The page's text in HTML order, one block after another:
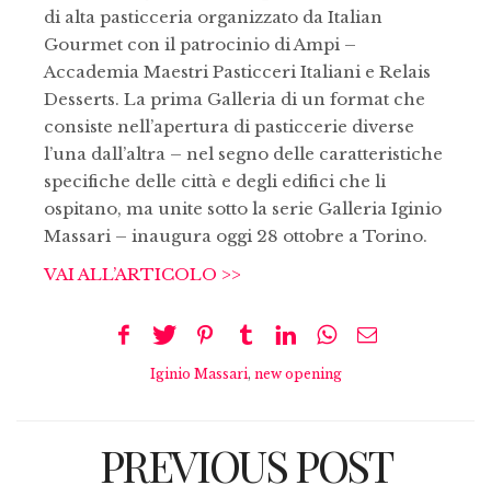
di alta pasticceria organizzato da Italian
Gourmet con il patrocinio di Ampi –
Accademia Maestri Pasticceri Italiani e Relais
Desserts. La prima Galleria di un format che
consiste nell’apertura di pasticcerie diverse
l’una dall’altra – nel segno delle caratteristiche
specifiche delle città e degli edifici che li
ospitano, ma unite sotto la serie Galleria Iginio
Massari – inaugura oggi 28 ottobre a Torino.
VAI ALL’ARTICOLO >>
Iginio Massari, new opening
PREVIOUS POST